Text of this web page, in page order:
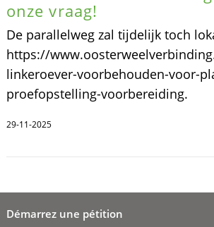
onze vraag!
De parallelweg zal tijdelijk toch
https://
linkeroever-voorbehouden-voor-
proefopstelling-voorbereiding.
29-11-2025
Démarrez une pétition